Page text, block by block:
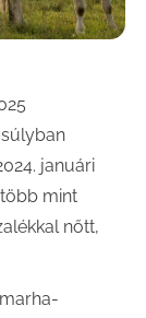
januári
mint
nőtt,